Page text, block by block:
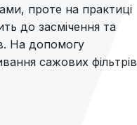
проте на практиці
до засмічення та
На допомогу
сажових фільтрів